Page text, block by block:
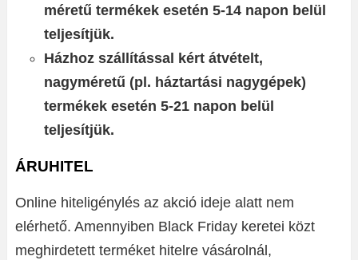
méretű termékek esetén 5-14 napon belül
teljesítjük.
Házhoz szállítással kért átvételt,
nagyméretű (pl. háztartási nagygépek)
termékek esetén 5-21 napon belül
teljesítjük.
ÁRUHITEL
Online hiteligénylés az akció ideje alatt nem
elérhető. Amennyiben Black Friday keretei közt
meghirdetett terméket hitelre vásárolnál,